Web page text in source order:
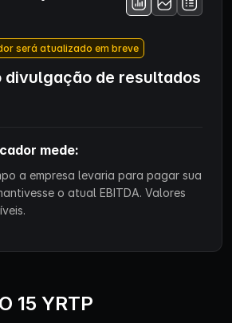
será atualizado em breve
divulgação de resultados
mede:
a empresa levaria para pagar sua
o atual EBITDA. Valores
15 YRTP